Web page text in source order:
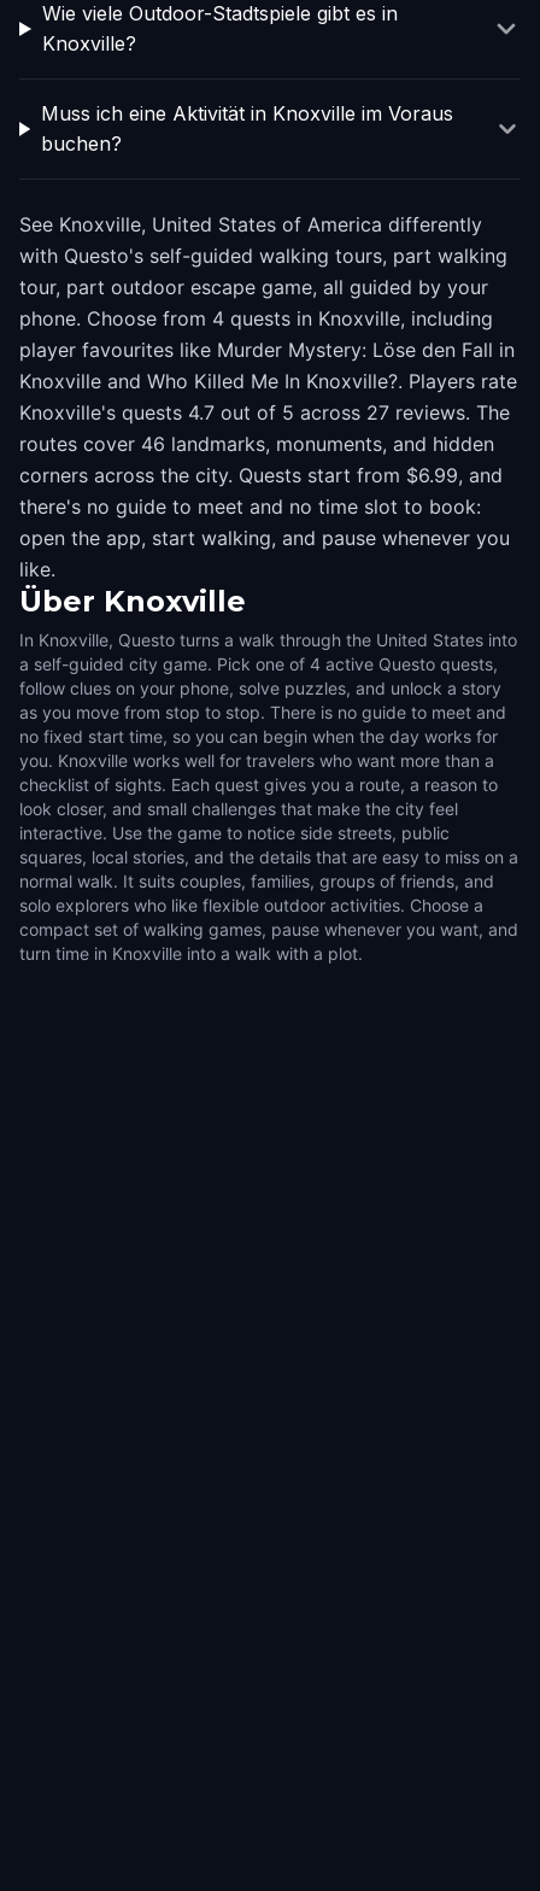
Wie viele Outdoor-Stadtspiele gibt es in
Knoxville?
Muss ich eine Aktivität in Knoxville im Voraus
buchen?
See Knoxville, United States of America differently
with Questo's self-guided walking tours, part walking
tour, part outdoor escape game, all guided by your
phone. Choose from 4 quests in Knoxville, including
player favourites like Murder Mystery: Löse den Fall in
Knoxville and Who Killed Me In Knoxville?. Players rate
Knoxville's quests 4.7 out of 5 across 27 reviews. The
routes cover 46 landmarks, monuments, and hidden
corners across the city. Quests start from $6.99, and
there's no guide to meet and no time slot to book:
open the app, start walking, and pause whenever you
like.
Über Knoxville
In Knoxville, Questo turns a walk through the United States into
a self-guided city game. Pick one of 4 active Questo quests,
follow clues on your phone, solve puzzles, and unlock a story
as you move from stop to stop. There is no guide to meet and
no fixed start time, so you can begin when the day works for
you. Knoxville works well for travelers who want more than a
checklist of sights. Each quest gives you a route, a reason to
look closer, and small challenges that make the city feel
interactive. Use the game to notice side streets, public
squares, local stories, and the details that are easy to miss on a
normal walk. It suits couples, families, groups of friends, and
solo explorers who like flexible outdoor activities. Choose a
compact set of walking games, pause whenever you want, and
turn time in Knoxville into a walk with a plot.